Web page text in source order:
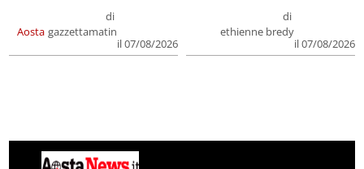
Aosta
di
gazzettamatin
il 07/08/2026
di
ethienne bredy
il 07/08/2026